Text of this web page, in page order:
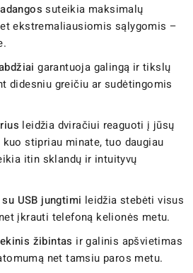
suteikia maksimalų
ekstremaliausiomis sąlygomis –
garantuoja galingą ir tikslų
didesniu greičiu ar sudėtingomis
leidžia dviračiui reaguoti į jūsų
stipriau minate, tuo daugiau
itin sklandų ir intuityvų
USB jungtimi leidžia stebėti visus
įkrauti telefoną kelionės metu.
žibintas ir galinis apšvietimas
net tamsiu paros metu.